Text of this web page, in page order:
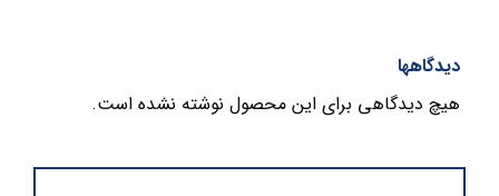
دیدگاهها
هیچ دیدگاهی برای این محصول نوشته نشده است.